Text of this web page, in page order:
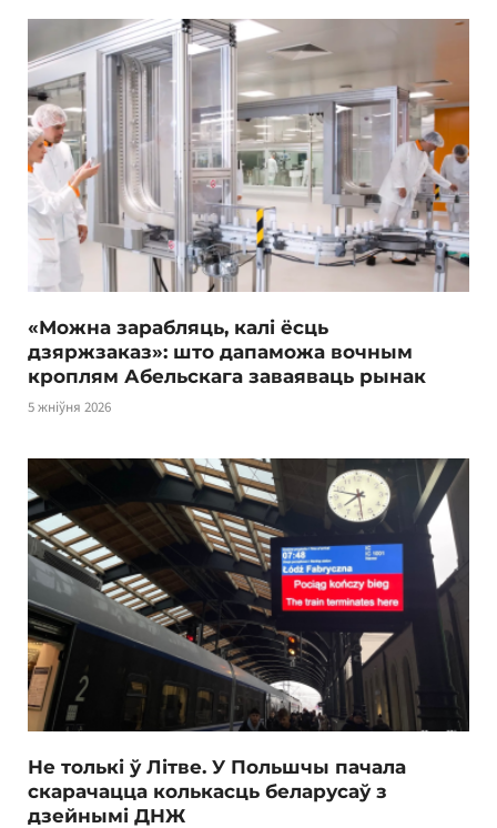
«Можна зарабляць, калі ёсць
дзяржзаказ»: што дапаможа вочным
кроплям Абельскага заваяваць рынак
5 жніўня 2026
Не толькі ў Літве. У Польшчы пачала
скарачацца колькасць беларусаў з
дзейнымі ДНЖ